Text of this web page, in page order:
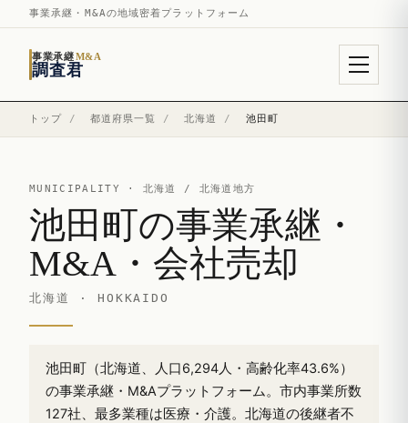
事業承継・M&Aの地域密着プラットフォーム
事業承継M&A
調査君
トップ / 都道府県一覧 / 北海道 / 池田町
MUNICIPALITY · 北海道 / 北海道地方
池田町の事業承継・
M&A・会社売却
北海道 · HOKKAIDO
池田町（北海道、人口6,294人・高齢化率43.6%）
の事業承継・M&Aプラットフォーム。市内事業所数
127社、最多業種は医療・介護。北海道の後継者不